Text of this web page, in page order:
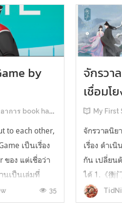
ที่สุดลำดับ
by
งอ่านสารพัน MM Romance
to each other,
เป็นเรื่อง
ของ แต่เชื่อว่า
นเป็นเล่มที่
เรื่องย่อ:
นี่จะเป็น
35
จักรวา
เชื่อมโ
My First
จักรวาลนิย
เรื่อง ดำเนิ
กัน เปลี่ยน
ได้ 1.《衡
เล่มจบ) เป็
หลี่ชีฉือ ที่ต้